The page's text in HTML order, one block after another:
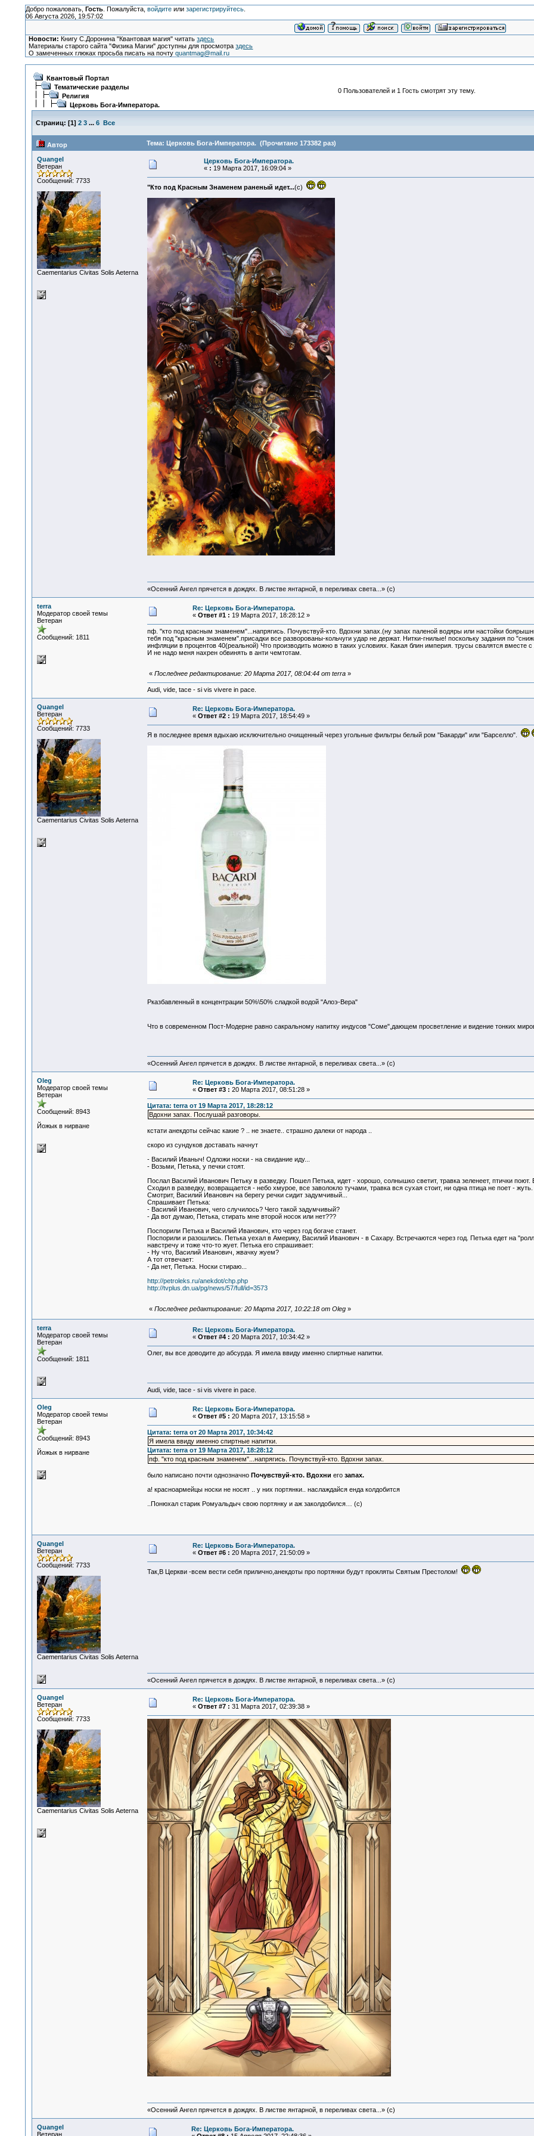
Добро пожаловать, Гость. Пожалуйста, войдитеили зарегистрируйтесь.
06 Августа 2026, 19:57:02
Новости: Книгу С.Доронина "Квантовая магия" читатьздесь
Материалы старого сайта "Физика Магии" доступны для просмотраздесь
О замеченных глюках просьба писать на почтуquantmag@mail.ru
Квантовый Портал
Тематические разделы
Религия
Церковь Бога-Императора.
0 Пользователей и 1 Гость смотрят эту тему.
Страниц: [1] 2 3 ... 6 Все
Автор Тема: Церковь Бога-Императора. (Прочитано 173382 раз)
Quangel
Ветеран
Сообщений: 7733
Сaementarius Civitas Solis Aeterna
Церковь Бога-Императора.
« : 19 Марта 2017, 16:09:04 »
"Кто под Красным Знаменем раненый идет...(с)
«Осенний Ангел прячется в дождях. В листве янтарной, в переливах света...» (c)
terra
Модератор своей темы
Ветеран
Сообщений: 1811
Re: Церковь Бога-Императора.
« Ответ #1 : 19 Марта 2017, 18:28:12 »
пф. "кто под красным знаменем"...напрягись. Почувствуй-кто. Вдохни запах.(ну запах паленой водяры или настойки
тебя под "красным знаменем".присадки все разворованы-кольчуги удар не держат. Нитки-гнилые! поскольку задания по
инфляции в процентов 40(реальной) Что производить можно в таких условиях. Какая блин империя. трусы свалятся вместе с
И не надо меня нахрен обвинять в анти чемтотам.
« Последнее редактирование: 20 Марта 2017, 08:04:44 от terra»
Audi, vide, tace - si vis vivere in pace.
Quangel
Ветеран
Сообщений: 7733
Сaementarius Civitas Solis Aeterna
Re: Церковь Бога-Императора.
« Ответ #2 : 19 Марта 2017, 18:54:49 »
Я в последнее время вдыхаю исключительно очищенный через угольные фильтры белый ром "Бакарди" или "Барселло".
Рказбавленный в концентрации 50%\50% сладкой водой "Алоэ-Вера"
Что в современном Пост-Модерне равно сакральному напитку индусов "Соме",дающем просветление и видение тонких
«Осенний Ангел прячется в дождях. В листве янтарной, в переливах света...» (c)
Oleg
Модератор своей темы
Ветеран
Сообщений: 8943
Йожык в нирване
Re: Церковь Бога-Императора.
« Ответ #3 : 20 Марта 2017, 08:51:28 »
Цитата: terra от 19 Марта 2017, 18:28:12
Вдохни запах. Послушай разговоры.
кстати анекдоты сейчас какие ? .. не знаете.. страшно далеки от народа ..
скоро из сундуков доставать начнут
- Василий Иваныч! Одложи носки - на свидание иду...
- Возьми, Петька, у печки стоят.
Послал Василий Иванович Петьку в разведку. Пошел Петька, идет - хорошо, солнышко светит, травка зеленеет, птички поют.
Сходил в разведку, возвращается - небо хмурое, все заволокло тучами, травка вся сухая стоит, ни одна птица не поет - жуть.
Смотрит, Василий Иванович на берегу речки сидит задумчивый...
Спрашивает Петька:
- Василий Иванович, чего случилось? Чего такой задумчивый?
- Да вот думаю, Петька, стирать мне второй носок или нет???
Поспорили Петька и Василий Иванович, кто через год богаче станет.
Поспорили и разошлись. Петька уехал в Америку, Василий Иванович - в Сахару. Встречаются через год. Петька едет на
навстречу и тоже что-то жует. Петька его спрашивает:
- Ну что, Василий Иванович, жвачку жуем?
А тот отвечает:
- Да нет, Петька. Носки стираю...
http://petroleks.ru/anekdot/chp.php
http://tvplus.dn.ua/pg/news/57/full/id=3573
« Последнее редактирование: 20 Марта 2017, 10:22:18 от Oleg»
terra
Модератор своей темы
Ветеран
Сообщений: 1811
Re: Церковь Бога-Императора.
« Ответ #4 : 20 Марта 2017, 10:34:42 »
Олег, вы все доводите до абсурда. Я имела ввиду именно спиртные напитки.
Audi, vide, tace - si vis vivere in pace.
Oleg
Модератор своей темы
Ветеран
Сообщений: 8943
Йожык в нирване
Re: Церковь Бога-Императора.
« Ответ #5 : 20 Марта 2017, 13:15:58 »
Цитата: terra от 20 Марта 2017, 10:34:42
Я имела ввиду именно спиртные напитки.
Цитата: terra от 19 Марта 2017, 18:28:12
пф. "кто под красным знаменем"...напрягись. Почувствуй-кто. Вдохни запах.
было написано почти однозначно Почувствуй-кто. Вдохни его запах.
а! красноармейцы носки не носят .. у них портянки.. наслаждайся енда колдобится
..Понюхал старик Ромуальдыч свою портянку и аж заколдобился… (с)
Quangel
Ветеран
Сообщений: 7733
Сaementarius Civitas Solis Aeterna
Re: Церковь Бога-Императора.
« Ответ #6 : 20 Марта 2017, 21:50:09 »
Так,В Церкви -всем вести себя прилично,анекдоты про портянки будут прокляты Святым Престолом!
«Осенний Ангел прячется в дождях. В листве янтарной, в переливах света...» (c)
Quangel
Ветеран
Сообщений: 7733
Сaementarius Civitas Solis Aeterna
Re: Церковь Бога-Императора.
« Ответ #7 : 31 Марта 2017, 02:39:38 »
«Осенний Ангел прячется в дождях. В листве янтарной, в переливах света...» (c)
Quangel
Ветеран
Re: Церковь Бога-Императора.